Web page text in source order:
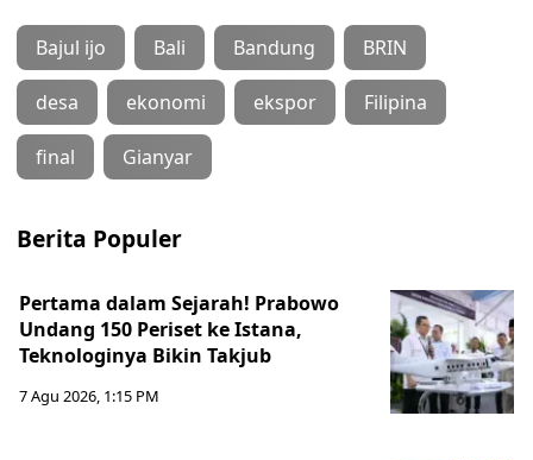
Bajul ijo Bali Bandung BRIN
desa ekonomi ekspor Filipina
final Gianyar
Berita Populer
Pertama dalam Sejarah! Prabowo
Undang 150 Periset ke Istana,
Teknologinya Bikin Takjub
7 Agu 2026, 1:15 PM